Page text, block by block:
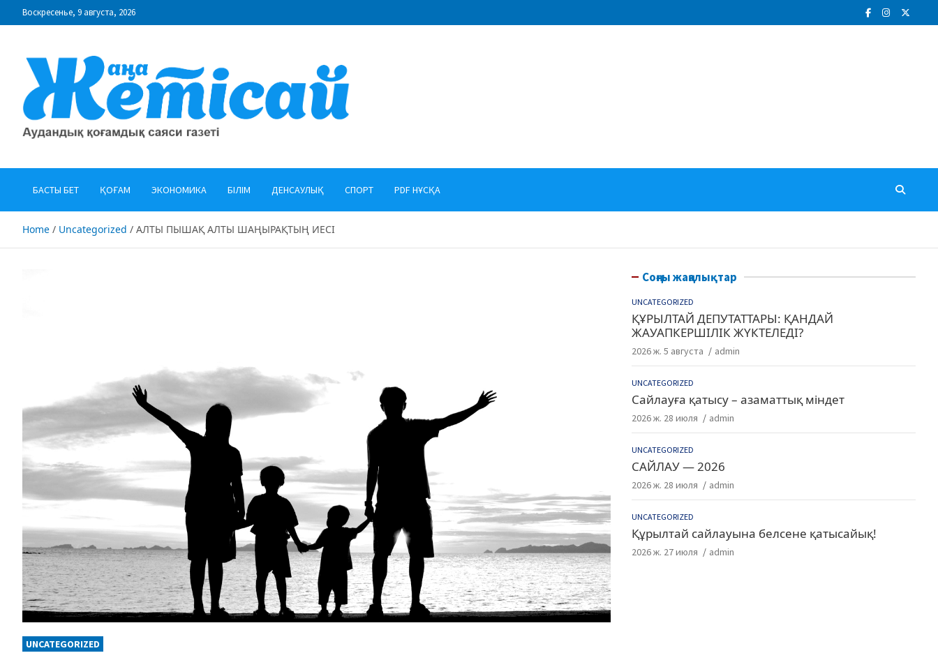
to
Воскресенье, 9 августа, 2026
"Жаңа Жетісай" газеті
БАСТЫ БЕТ ҚОҒАМ ЭКОНОМИКА БІЛІМ ДЕНСАУЛЫҚ СПОРТ PDF НҰСҚА
Home Uncategorized АЛТЫ ПЫШАҚ АЛТЫ ШАҢЫРАҚТЫҢ ИЕСІ
UNCATEGORIZED
Соңғы жаңалықтар
UNCATEGORIZED
ҚҰРЫЛТАЙ ДЕПУТАТТАРЫ: ҚАНДАЙ
ЖАУАПКЕРШІЛІК ЖҮКТЕЛЕДІ?
2026 ж. 5 августа admin
UNCATEGORIZED
Сайлауға қатысу – азаматтық міндет
2026 ж. 28 июля admin
UNCATEGORIZED
САЙЛАУ — 2026
2026 ж. 28 июля admin
UNCATEGORIZED
Құрылтай сайлауына белсене қатысайық!
2026 ж. 27 июля admin